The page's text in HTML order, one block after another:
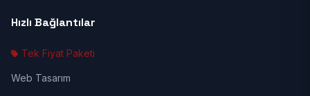
Hızlı Bağlantılar
Tek Fiyat Paketi
Web Tasarım